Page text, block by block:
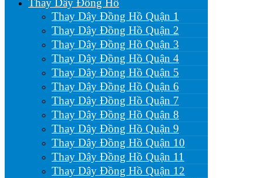
Thay Dây Đồng Hồ
Thay Dây Đồng Hồ Quận 1
Thay Dây Đồng Hồ Quận 2
Thay Dây Đồng Hồ Quận 3
Thay Dây Đồng Hồ Quận 4
Thay Dây Đồng Hồ Quận 5
Thay Dây Đồng Hồ Quận 6
Thay Dây Đồng Hồ Quận 7
Thay Dây Đồng Hồ Quận 8
Thay Dây Đồng Hồ Quận 9
Thay Dây Đồng Hồ Quận 10
Thay Dây Đồng Hồ Quận 11
Thay Dây Đồng Hồ Quận 12